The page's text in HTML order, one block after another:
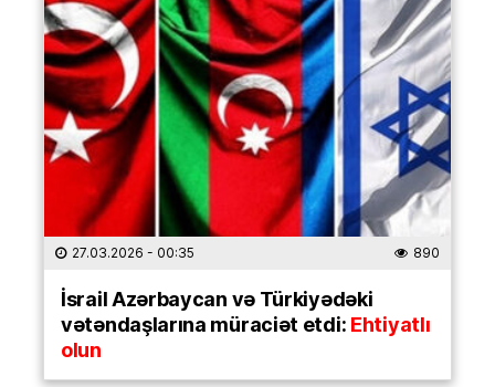
27.03.2026 - 00:35 890
İsrail Azərbaycan və Türkiyədəki
vətəndaşlarına müraciət etdi:Ehtiyatlı
olun